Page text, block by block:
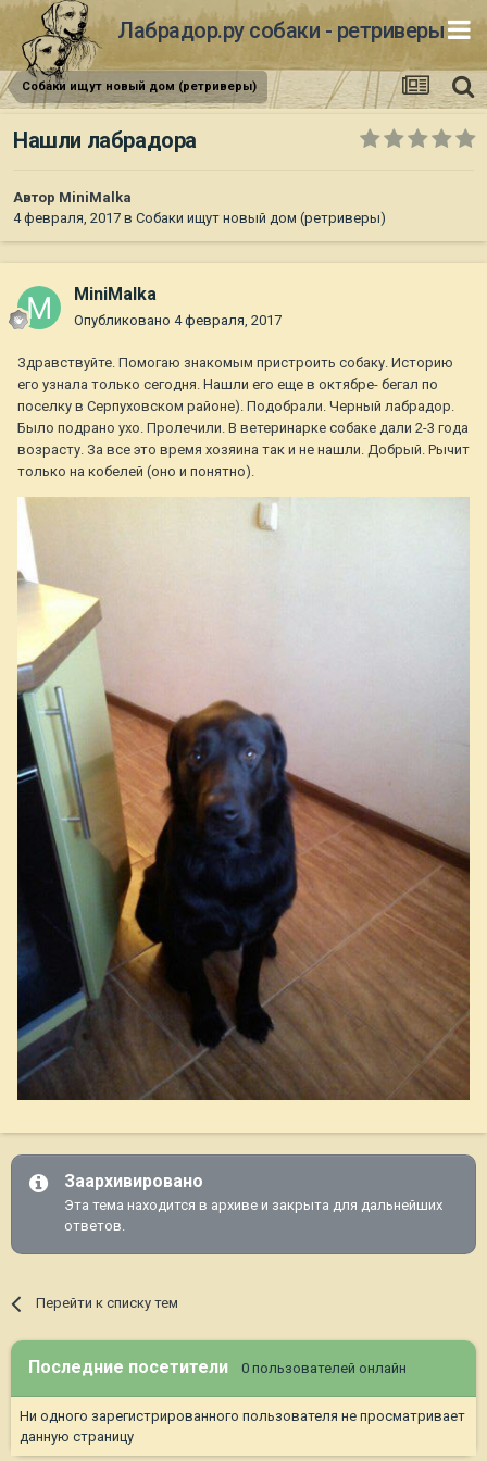
Лабрадор.ру собаки - ретриверы
Собаки ищут новый дом (ретриверы)
Нашли лабрадора
Автор MiniMalka
4 февраля, 2017 в Собаки ищут новый дом (ретриверы)
MiniMalka
Опубликовано 4 февраля, 2017
Здравствуйте. Помогаю знакомым пристроить собаку. Историю
его узнала только сегодня. Нашли его еще в октябре- бегал по
поселку в Серпуховском районе). Подобрали. Черный лабрадор.
Было подрано ухо. Пролечили. В ветеринарке собаке дали 2-3 года
возрасту. За все это время хозяина так и не нашли. Добрый. Рычит
только на кобелей (оно и понятно).
Заархивировано
Эта тема находится в архиве и закрыта для дальнейших
ответов.
Перейти к списку тем
Последние посетители 0 пользователей онлайн
Ни одного зарегистрированного пользователя не просматривает
данную страницу